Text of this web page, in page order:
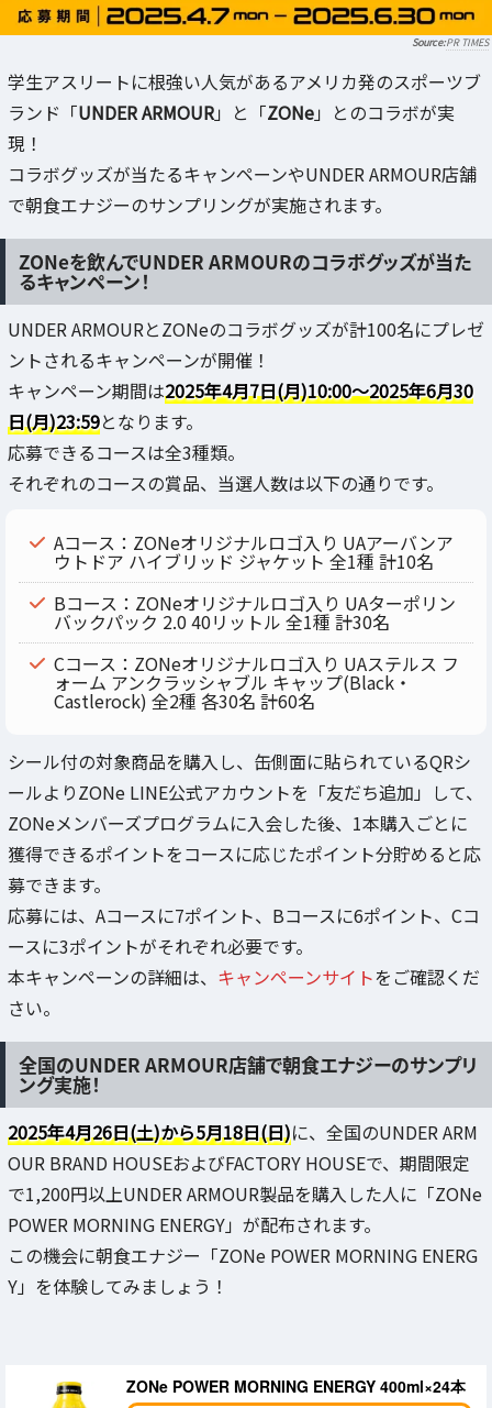
PR TIMES
学生アスリートに根強い人気があるアメリカ発のスポーツブ
ランド「UNDER ARMOUR」と「ZONe」とのコラボが実
現！
コラボグッズが当たるキャンペーンやUNDER ARMOUR店舗
で朝食エナジーのサンプリングが実施されます。
ZONeを飲んでUNDER ARMOURのコラボグッズが当た
るキャンペーン！
UNDER ARMOURとZONeのコラボグッズが計100名にプレゼ
ントされるキャンペーンが開催！
キャンペーン期間は2025年4月7日(月)10:00〜2025年6月30
日(月)23:59となります。
応募できるコースは全3種類。
それぞれのコースの賞品、当選人数は以下の通りです。
Aコース：ZONeオリジナルロゴ入り UAアーバンア
ウトドア ハイブリッド ジャケット 全1種 計10名
Bコース：ZONeオリジナルロゴ入り UAターポリン
バックパック 2.0 40リットル 全1種 計30名
Cコース：ZONeオリジナルロゴ入り UAステルス フ
ォーム アンクラッシャブル キャップ(Black・
Castlerock) 全2種 各30名 計60名
シール付の対象商品を購入し、缶側面に貼られているQRシ
ールよりZONe LINE公式アカウントを「友だち追加」して、
ZONeメンバーズプログラムに入会した後、1本購入ごとに
獲得できるポイントをコースに応じたポイント分貯めると応
募できます。
応募には、Aコースに7ポイント、Bコースに6ポイント、Cコ
ースに3ポイントがそれぞれ必要です。
本キャンペーンの詳細は、 キャンペーンサイトをご確認くだ
さい。
全国のUNDER ARMOUR店舗で朝食エナジーのサンプリ
ング実施！
2025年4月26日(土)から5月18日(日)に、全国のUNDER ARM
OUR BRAND HOUSEおよびFACTORY HOUSEで、期間限定
で1,200円以上UNDER ARMOUR製品を購入した人に「ZONe
POWER MORNING ENERGY」が配布されます。
この機会に朝食エナジー「ZONe POWER MORNING ENERG
Y」を体験してみましょう！
ZONe POWER MORNING ENERGY 400ml×24本